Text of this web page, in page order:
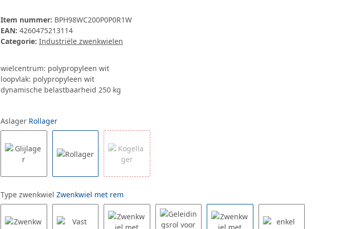
Item nummer: BPH98WC200P0P0R1W
EAN: 4260475213114
Categorie: Industriële zwenkwielen
wielcentrum: polypropyleen wit
loopvlak: polypropyleen wit
dynamische belastbaarheid 250 kg
Aslager Rollager
Type zwenkwiel Zwenkwiel met rem